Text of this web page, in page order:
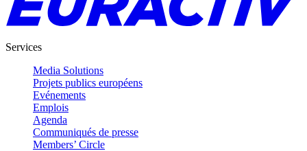
Services
Media Solutions
Projets publics européens
Evénements
Emplois
Agenda
Communiqués de presse
Members’ Circle